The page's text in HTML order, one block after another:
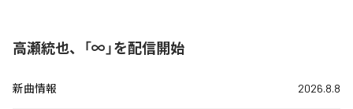
高瀬統也、「∞」を配信開始
新曲情報 2026.8.8